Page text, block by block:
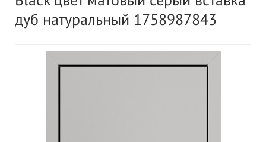
дуб натуральный 1758987843